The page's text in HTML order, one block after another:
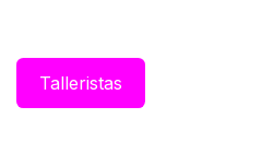
Taller​istas